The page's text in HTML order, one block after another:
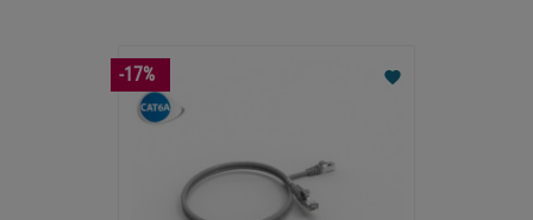
favorite
-17%